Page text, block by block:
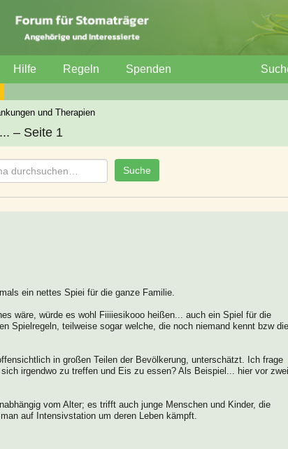
Hilfe Regeln Spenden
und Therapien
– Seite 1
ein nettes Spiei für die ganze Familie.
wäre, würde es wohl Fiiiiesikooo heißen... auch ein Spiel für die
Spielregeln, teilweise sogar welche, die noch niemand kennt bzw die
in großen Teilen der Bevölkerung, unterschätzt. Ich frage
irgendwo zu treffen und Eis zu essen? Als Beispiel... hier vor zwei
vom Alter; es trifft auch junge Menschen und Kinder, die
auf Intensivstation um deren Leben kämpft.